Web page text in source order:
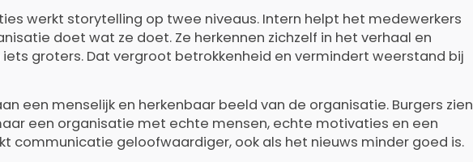
werkt storytelling op twee niveaus. Intern helpt het medewerkers
doet wat ze doet. Ze herkennen zichzelf in het verhaal en
groters. Dat vergroot betrokkenheid en vermindert weerstand bij
een menselijk en herkenbaar beeld van de organisatie. Burgers zien
een organisatie met echte mensen, echte motivaties en een
communicatie geloofwaardiger, ook als het nieuws minder goed is.